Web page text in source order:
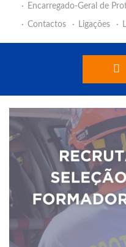
Encarregado-Geral de
Contactos
Ligações